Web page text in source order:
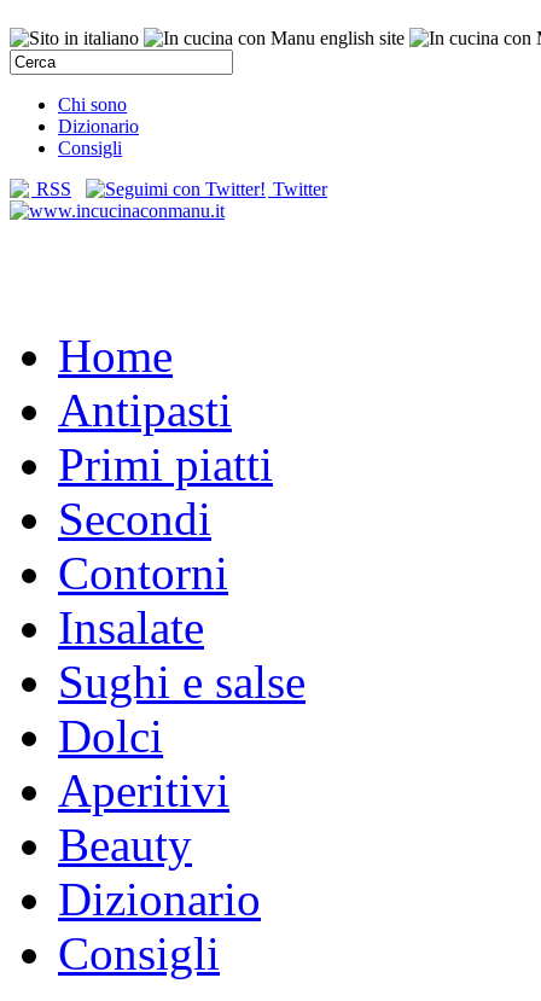
Chi sono
Dizionario
Consigli
RSS
Twitter
Home
Antipasti
Primi piatti
Secondi
Contorni
Insalate
Sughi e salse
Dolci
Aperitivi
Beauty
Dizionario
Consigli